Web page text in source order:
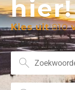
hier!
Kies uit810